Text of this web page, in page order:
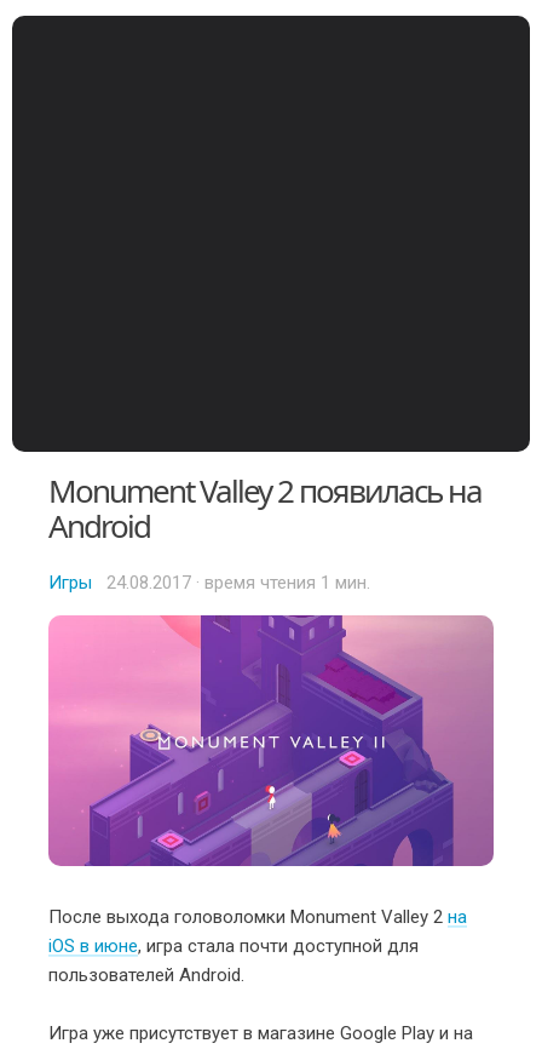
Monument Valley 2 появилась на
Android
Игры
Posted
on
24.08.2017 · время чтения 1 мин.
После выхода головоломки Monument Valley 2 на
iOS в июне, игра стала почти доступной для
пользователей Android.
Игра уже присутствует в магазине Google Play и на